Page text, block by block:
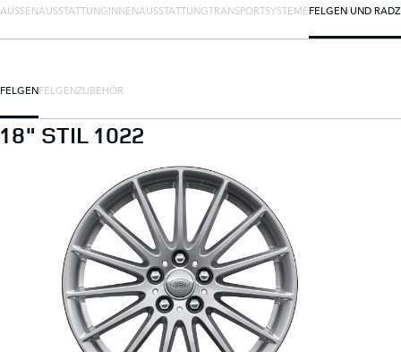
AUSSENAUSSTATTUNG INNENAUSSTATTUNGTRANSPORTSYSTEMEFELGEN UND
FELGENFELGENZUBEHÖR
18" STIL 1022